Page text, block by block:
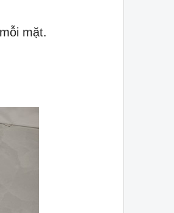
mặt.